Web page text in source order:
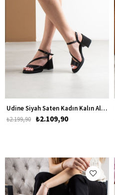
Udine Siyah Saten Kadın Kalın Alçak Topuklu Ayakkabı
₺2.109,90
₺2.199,90